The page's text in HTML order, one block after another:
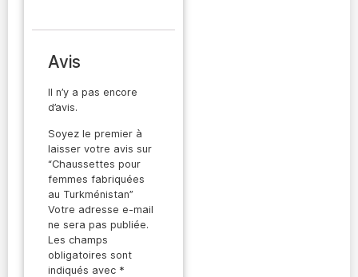
Avis
Il n’y a pas encore
d’avis.
Soyez le premier à
laisser votre avis sur
“Chaussettes pour
femmes fabriquées
au Turkménistan”
Votre adresse e-mail
ne sera pas publiée.
Les champs
obligatoires sont
indiqués avec *